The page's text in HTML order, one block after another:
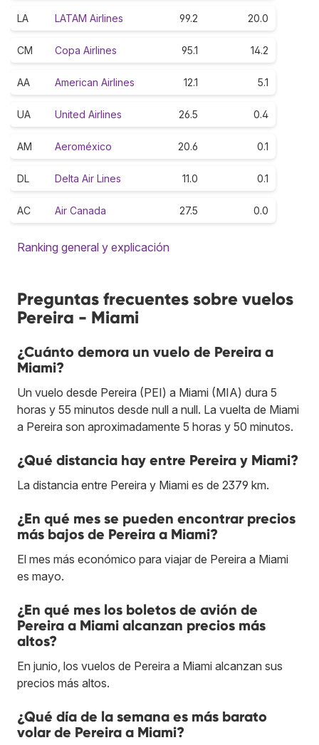
LA LATAM Airlines 99.2 20.0
CM Copa Airlines 95.1 14.2
AA American Airlines 12.1 5.1
UA United Airlines 26.5 0.4
AM Aeroméxico 20.6 0.1
DL Delta Air Lines 11.0 0.1
AC Air Canada 27.5 0.0
Ranking general y explicación
Preguntas frecuentes sobre vuelos
Pereira - Miami
¿Cuánto demora un vuelo de Pereira a
Miami?
Un vuelo desde Pereira (PEI) a Miami (MIA) dura 5
horas y 55 minutos desde null a null. La vuelta de Miami
a Pereira son aproximadamente 5 horas y 50 minutos.
¿Qué distancia hay entre Pereira y Miami?
La distancia entre Pereira y Miami es de 2379 km.
¿En qué mes se pueden encontrar precios
más bajos de Pereira a Miami?
El mes más económico para viajar de Pereira a Miami
es mayo.
¿En qué mes los boletos de avión de
Pereira a Miami alcanzan precios más
altos?
En junio, los vuelos de Pereira a Miami alcanzan sus
precios más altos.
¿Qué día de la semana es más barato
volar de Pereira a Miami?